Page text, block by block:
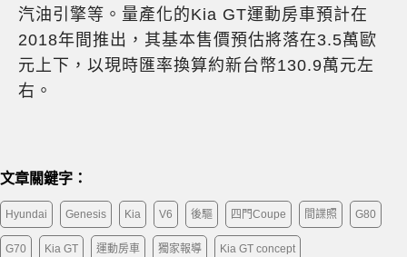
汽油引擎等。量產化的Kia GT運動房車預計在
2018年間推出，其基本售價預估將落在3.5萬歐
元上下，以現時匯率換算約新台幣130.9萬元左
右。
文章關鍵字：
Hyundai Genesis Kia V6 後驅 四門Coupe 間諜照 G80
G70 Kia GT 運動房車 獨家報導 Kia GT concept